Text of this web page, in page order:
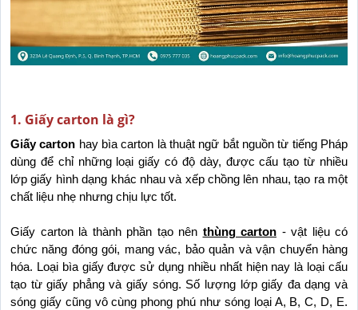
1. Giấy carton là gì?
Giấy carton hay bìa carton là thuật ngữ bắt nguồn từ tiếng Pháp
dùng để chỉ những loại giấy có độ dày, được cấu tạo từ nhiều
lớp giấy hình dạng khác nhau và xếp chồng lên nhau, tạo ra một
chất liệu nhẹ nhưng chịu lực tốt.
Giấy carton là thành phần tạo nên thùng carton - vật liệu có
chức năng đóng gói, mang vác, bảo quản và vận chuyển hàng
hóa. Loại bìa giấy được sử dụng nhiều nhất hiện nay là loại cấu
tạo từ giấy phẳng và giấy sóng. Số lượng lớp giấy đa dạng và
sóng giấy cũng vô cùng phong phú như sóng loại A, B, C, D, E.